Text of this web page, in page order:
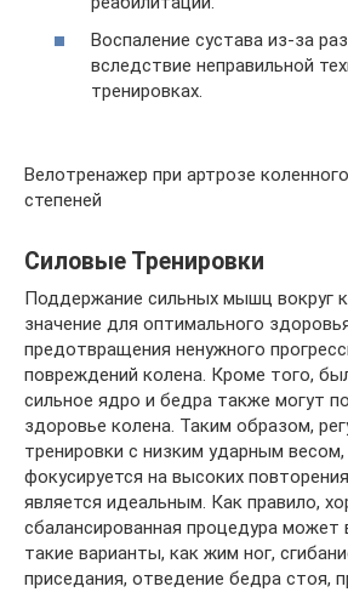
Воспаление сустава из-за
вследствие неправильной
тренировках.
Велотренажер при артрозе
степеней
Силовые Тренировки
Поддержание сильных мышц вокруг
значение для оптимального
предотвращения ненужного
повреждений колена. Кроме того,
сильное ядро и бедра также могут
здоровье колена. Таким образом,
тренировки с низким ударным
фокусируется на высоких
является идеальным. Как правило,
сбалансированная процедура может
такие варианты, как жим ног,
приседания, отведение бедра стоя,